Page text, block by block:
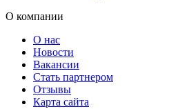
О компании
О нас
Новости
Вакансии
Стать партнером
Отзывы
Карта сайта